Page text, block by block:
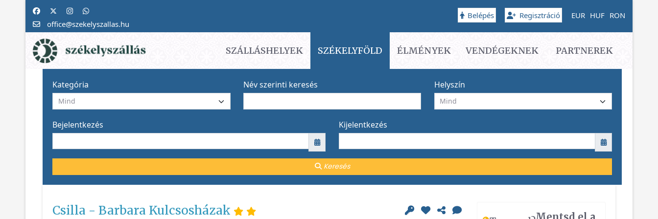
office@szekelyszallas.hu
Belépés Regisztráció EUR HUF RON
SZÁLLÁSHELYEK SZÉKELYFÖLD ÉLMÉNYEK VENDÉGEKNEK PARTNEREK
Kategória Név szerinti keresés Helyszín
Bejelentkezés Kijelentkezés
Keresés
Csilla - Barbara Kulcsosházak Mentsd el a